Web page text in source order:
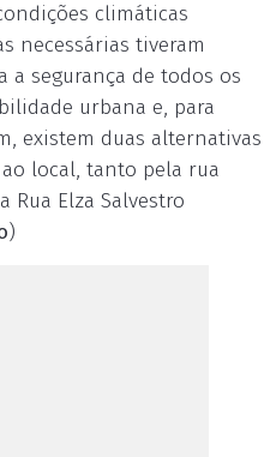
climáticas
necessárias tiveram
a segurança de todos os
urbana e, para
existem duas alternativas
local, tanto pela rua
Rua Elza Salvestro
)